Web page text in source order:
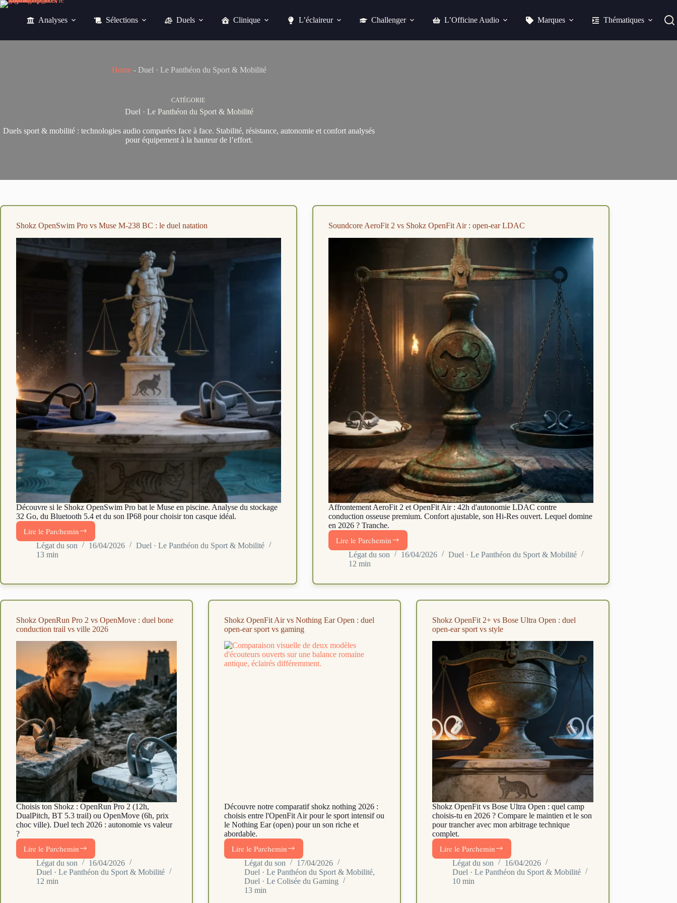
Passer
Analyses Sélections Duels Clinique L’éclaireur Challenger L’Officine Audio Marques Thématiques
Home- Duel · Le Panthéon du Sport & Mobilité
CATÉGORIE
Duel · Le Panthéon du Sport & Mobilité
Duels sport & mobilité : technologies audio comparées face à face. Stabilité, résistance, autonomie et confort analysés
pour équipement à la hauteur de l’effort.
Shokz OpenSwim Pro vs Muse M-238 BC : le duel natation
Découvre si le Shokz OpenSwim Pro bat le Muse en piscine. Analyse du stockage
32 Go, du Bluetooth 5.4 et du son IP68 pour choisir ton casque idéal.
Lire le Parchemin
Shokz
OpenSwim
Pro
M-
:
le
natation
Légat du son 16/04/2026
Duel · Le Panthéon du Sport & Mobilité
13 min
Soundcore AeroFit 2 vs Shokz OpenFit Air : open-ear LDAC
Affrontement AeroFit 2 et OpenFit Air : 42h d'autonomie LDAC contre
conduction osseuse premium. Confort ajustable, son Hi-Res ouvert. Lequel domine
en 2026 ? Tranche.
Lire le Parchemin
Soundcore
AeroFit
2
Shokz
open-
Légat du son 16/04/2026
Duel · Le Panthéon du Sport & Mobilité
12 min
Shokz OpenRun Pro 2 vs OpenMove : duel bone
conduction trail vs ville 2026
Choisis ton Shokz : OpenRun Pro 2 (12h,
DualPitch, BT 5.3 trail) ou OpenMove (6h, prix
choc ville). Duel tech 2026 : autonomie vs valeur
?
Lire le Parchemin
Shokz
OpenRun
Pro
2
Légat du son
16/04/2026
Duel · Le Panthéon du Sport & Mobilité
12 min
Shokz OpenFit Air vs Nothing Ear Open : duel
open-ear sport vs gaming
Découvre notre comparatif shokz nothing 2026 :
choisis entre l'OpenFit Air pour le sport intensif ou
le Nothing Ear (open) pour un son riche et
abordable.
Lire le Parchemin
Shokz
OpenFit
Air
vs
Nothing
Légat du son
17/04/2026
Duel · Le Panthéon du Sport & Mobilité,
Duel · Le Colisée du Gaming
13 min
Shokz OpenFit 2+ vs Bose Ultra Open : duel
open-ear sport vs style
Shokz OpenFit vs Bose Ultra Open : quel camp
choisis-tu en 2026 ? Compare le maintien et le son
pour trancher avec mon arbitrage technique
complet.
Lire le Parchemin
Shokz
OpenFit
2+
vs
Légat du son
16/04/2026
Duel · Le Panthéon du Sport & Mobilité
10 min